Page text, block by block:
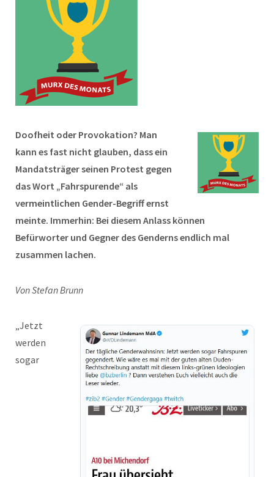
Doofheit oder Provokation? Man
kann es fast nicht glauben, dass ein
Mandatsträger seinen Protest gegen
das Wort „Fahrspurende“ als
vermeintlichen Gender-Begriff ernst
meinte. Immerhin: Bei diesem Anlass können
Befürworter und Gegner des Genderns endlich mal
zusammen lachen.
Von Stefan Brunn
„Jetzt
werden
sogar